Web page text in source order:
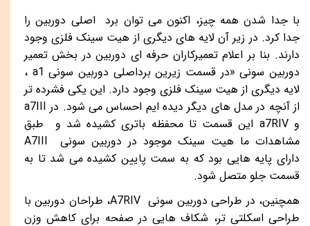
با جدا شدن همه چیز، اکنون می توان برد اصلی دوربین را
جدا کرد. در زیر آن لایه های دیگری از هیت سینک فلزی وجود
دارند. بنا بر اعلام تعمیرکاران حرفه ای دوربین در بخش تعمیر
دوربین سونی «در قسمت زیرین برداصلی دوربین سونی a1 ،
لایه دیگری از هیت سینک فلزی وجود دارد. این یکی فشرده تر
از آنچه در مدل های دیگر دیده ایم احساس می شود. در a7III
وa7RIV این قسمت تا محفظه باتری کشیده شد و طبق
مشاهدات ما هیت سینک موجود در دوربین سونی A7III
دارای پایه هایی بود که به سمت پایین کشیده می شد تا به
قسمت جلو متصل شود.
همچنین، در طراحی دوربین سونی A7RIV، طراحان دوربین با
طراحی اسکلتی تر، شکاف هایی در صفحه برای کاهش وزن